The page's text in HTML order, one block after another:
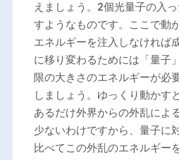
えましょう。2個光量子の入
すようなものです。ここで動
エネルギーを注入しなければ
に移り変わるためには「量子
限の大きさのエネルギーが必
しましょう。ゆっくり動かす
あるだけ外界からの外乱によ
少ないわけですから、量子に
比べてこの外乱のエネルギー